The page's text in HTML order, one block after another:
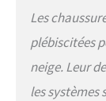
Les
plébiscitées
neige. Leur
les systèmes